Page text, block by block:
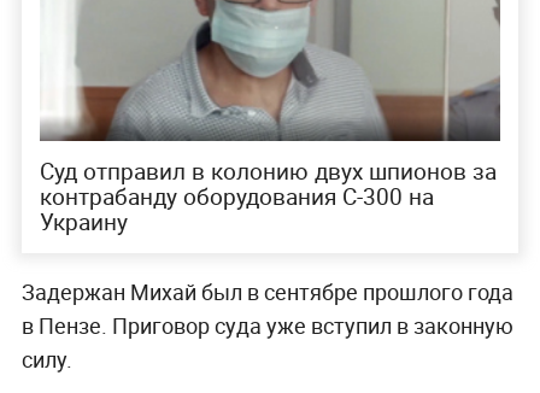
Суд отправил в колонию двух шпионов за
контрабанду оборудования С-300 на
Украину
Задержан Михай был в сентябре прошлого года
в Пензе. Приговор суда уже вступил в законную
силу.